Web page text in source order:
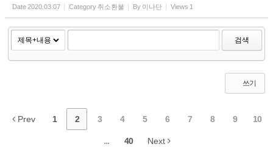
Date2020.03.07 Category 취소환불 By 이나단 Views 1
검색
쓰기
Prev 1 2 3 4 5 6 7 8 9 10
... 40 Next